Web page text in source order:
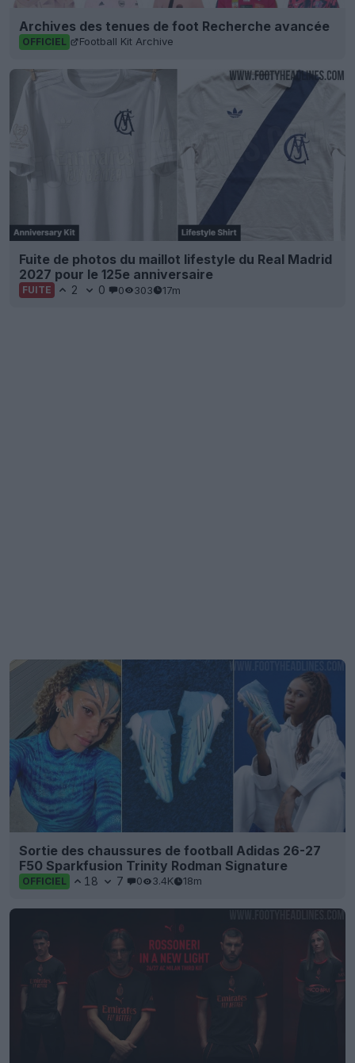
Archives des tenues de foot Recherche avancée
OFFICIEL Football Kit Archive
Fuite de photos du maillot lifestyle du Real Madrid
2027 pour le 125e anniversaire
FUITE 2 0 0 303 17m
Sortie des chaussures de football Adidas 26-27
F50 Sparkfusion Trinity Rodman Signature
OFFICIEL 18 7 0 3.4K 18m